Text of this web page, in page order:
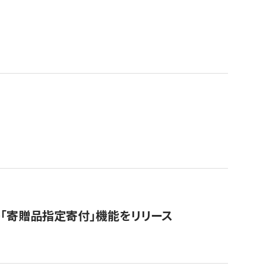
贈品指定寄付」機能をリリース